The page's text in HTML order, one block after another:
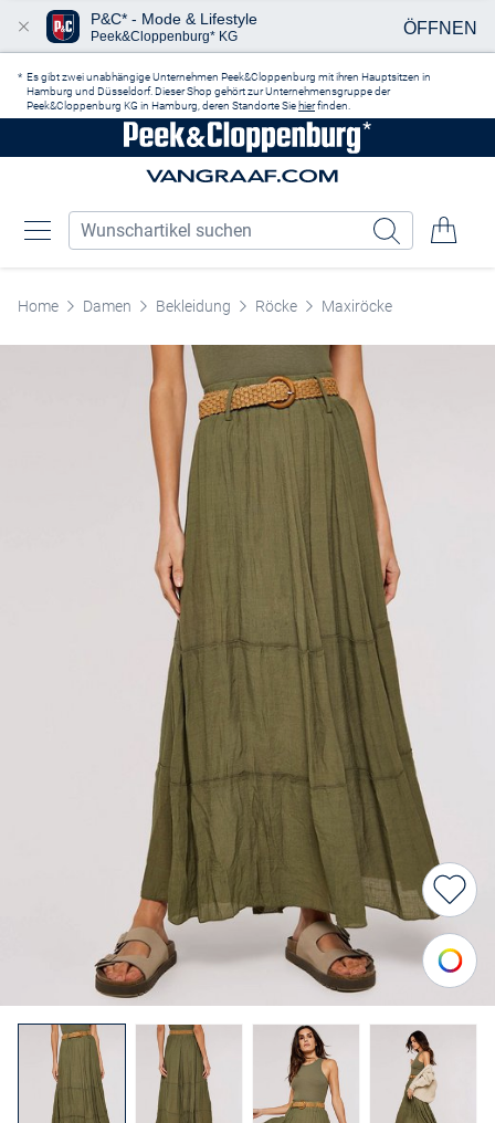
Es gibt zwei unabhängige Unternehmen Peek&Cloppenburg mit ihren Hauptsitzen in
Hamburg und Düsseldorf. Dieser Shop gehört zur Unternehmensgruppe der
Peek&Cloppenburg KG in Hamburg, deren Standorte Sie hierfinden.
Home Damen Bekleidung Röcke Maxiröcke
P&C* - Mode & Lifestyle
Peek&Cloppenburg* KG ÖFFNEN